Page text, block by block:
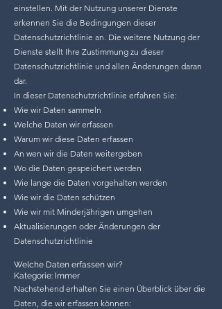
einstellen. Mit der Nutzung unserer Dienste
erkennen Sie die Bedingungen dieser
Datenschutzrichtlinie an. Die weitere Nutzung der
Dienste stellt Ihre Zustimmung zu dieser
Datenschutzrichtlinie und allen Änderungen daran
dar.
In dieser Datenschutzrichtlinie erfahren Sie:
Wie wir Daten sammeln
Welche Daten wir erfassen
Warum wir diese Daten erfassen
An wen wir die Daten weitergeben
Wo die Daten gespeichert werden
Wie lange die Daten vorgehalten werden
Wie wir die Daten schützen
Wie wir mit Minderjährigen umgehen
Aktualisierungen oder Änderungen der
Datenschutzrichtlinie
Welche Daten erfassen wir?
Kategorie: Immer
Nachstehend erhalten Sie einen Überblick über die
Daten, die wir erfassen können: